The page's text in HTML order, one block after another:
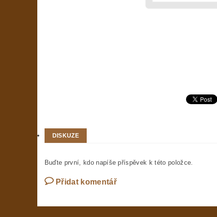
DISKUZE
Buďte první, kdo napíše příspěvek k této položce.
Přidat komentář